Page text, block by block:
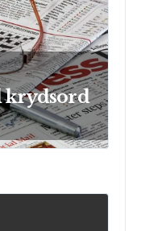
krydsord